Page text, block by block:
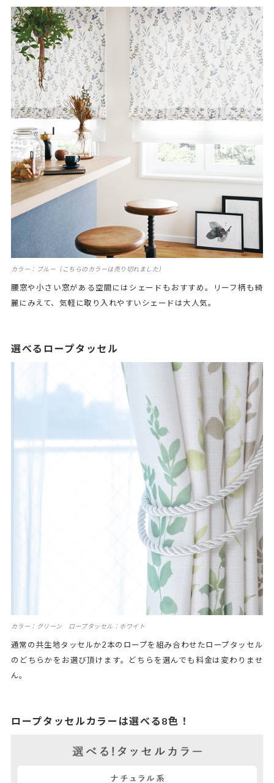
カラー：ブルー（こちらのカラーは売り切れました）
腰窓や小さい窓がある空間にはシェードもおすすめ。リーフ柄も綺
麗にみえて、気軽に取り入れやすいシェードは大人気。
選べるロープタッセル
カラー：グリーン ロープタッセル：ホワイト
通常の共生地タッセルか2本のロープを組み合わせたロープタッセル
のどちらかをお選び頂けます。どちらを選んでも料金は変わりませ
ん。
ロープタッセルカラーは選べる8色！